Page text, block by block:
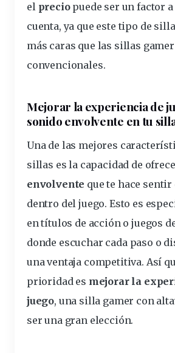
el preciopuede ser un factor
cuenta, ya que este tipo de
más caras que las sillas gamer
convencionales.
Mejorar la experiencia de
sonido envolvente en tu
Una de las mejores
sillas es la capacidad de
envolvente que te hace sentir
dentro del juego. Esto es
en títulos de acción o juegos
donde escuchar cada paso o
una ventaja competitiva. Así
prioridad es mejorar la
juego, una silla gamer con
ser una gran elección.